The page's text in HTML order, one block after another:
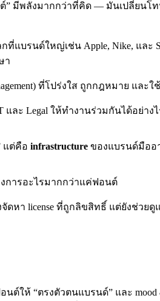
” มีพลังมากกว่าที่คิด — มันเปลี่ยนโ
แบรนด์ใหญ่เช่น Apple, Nike, และ
า
ที่โปร่งใส ถูกกฎหมาย และ
ละ Legal ให้ทำงานร่วมกันได้อย่าง
แต่คือ infrastructure ของแบรนด์มืออ
การอะไรมากกว่าแค่ฟอนต์
จัดหา license ที่ถูกลิขสิทธิ์ แต่ยังช่วย
ต์ให้ “ตรงตัวตนแบรนด์” และ mood